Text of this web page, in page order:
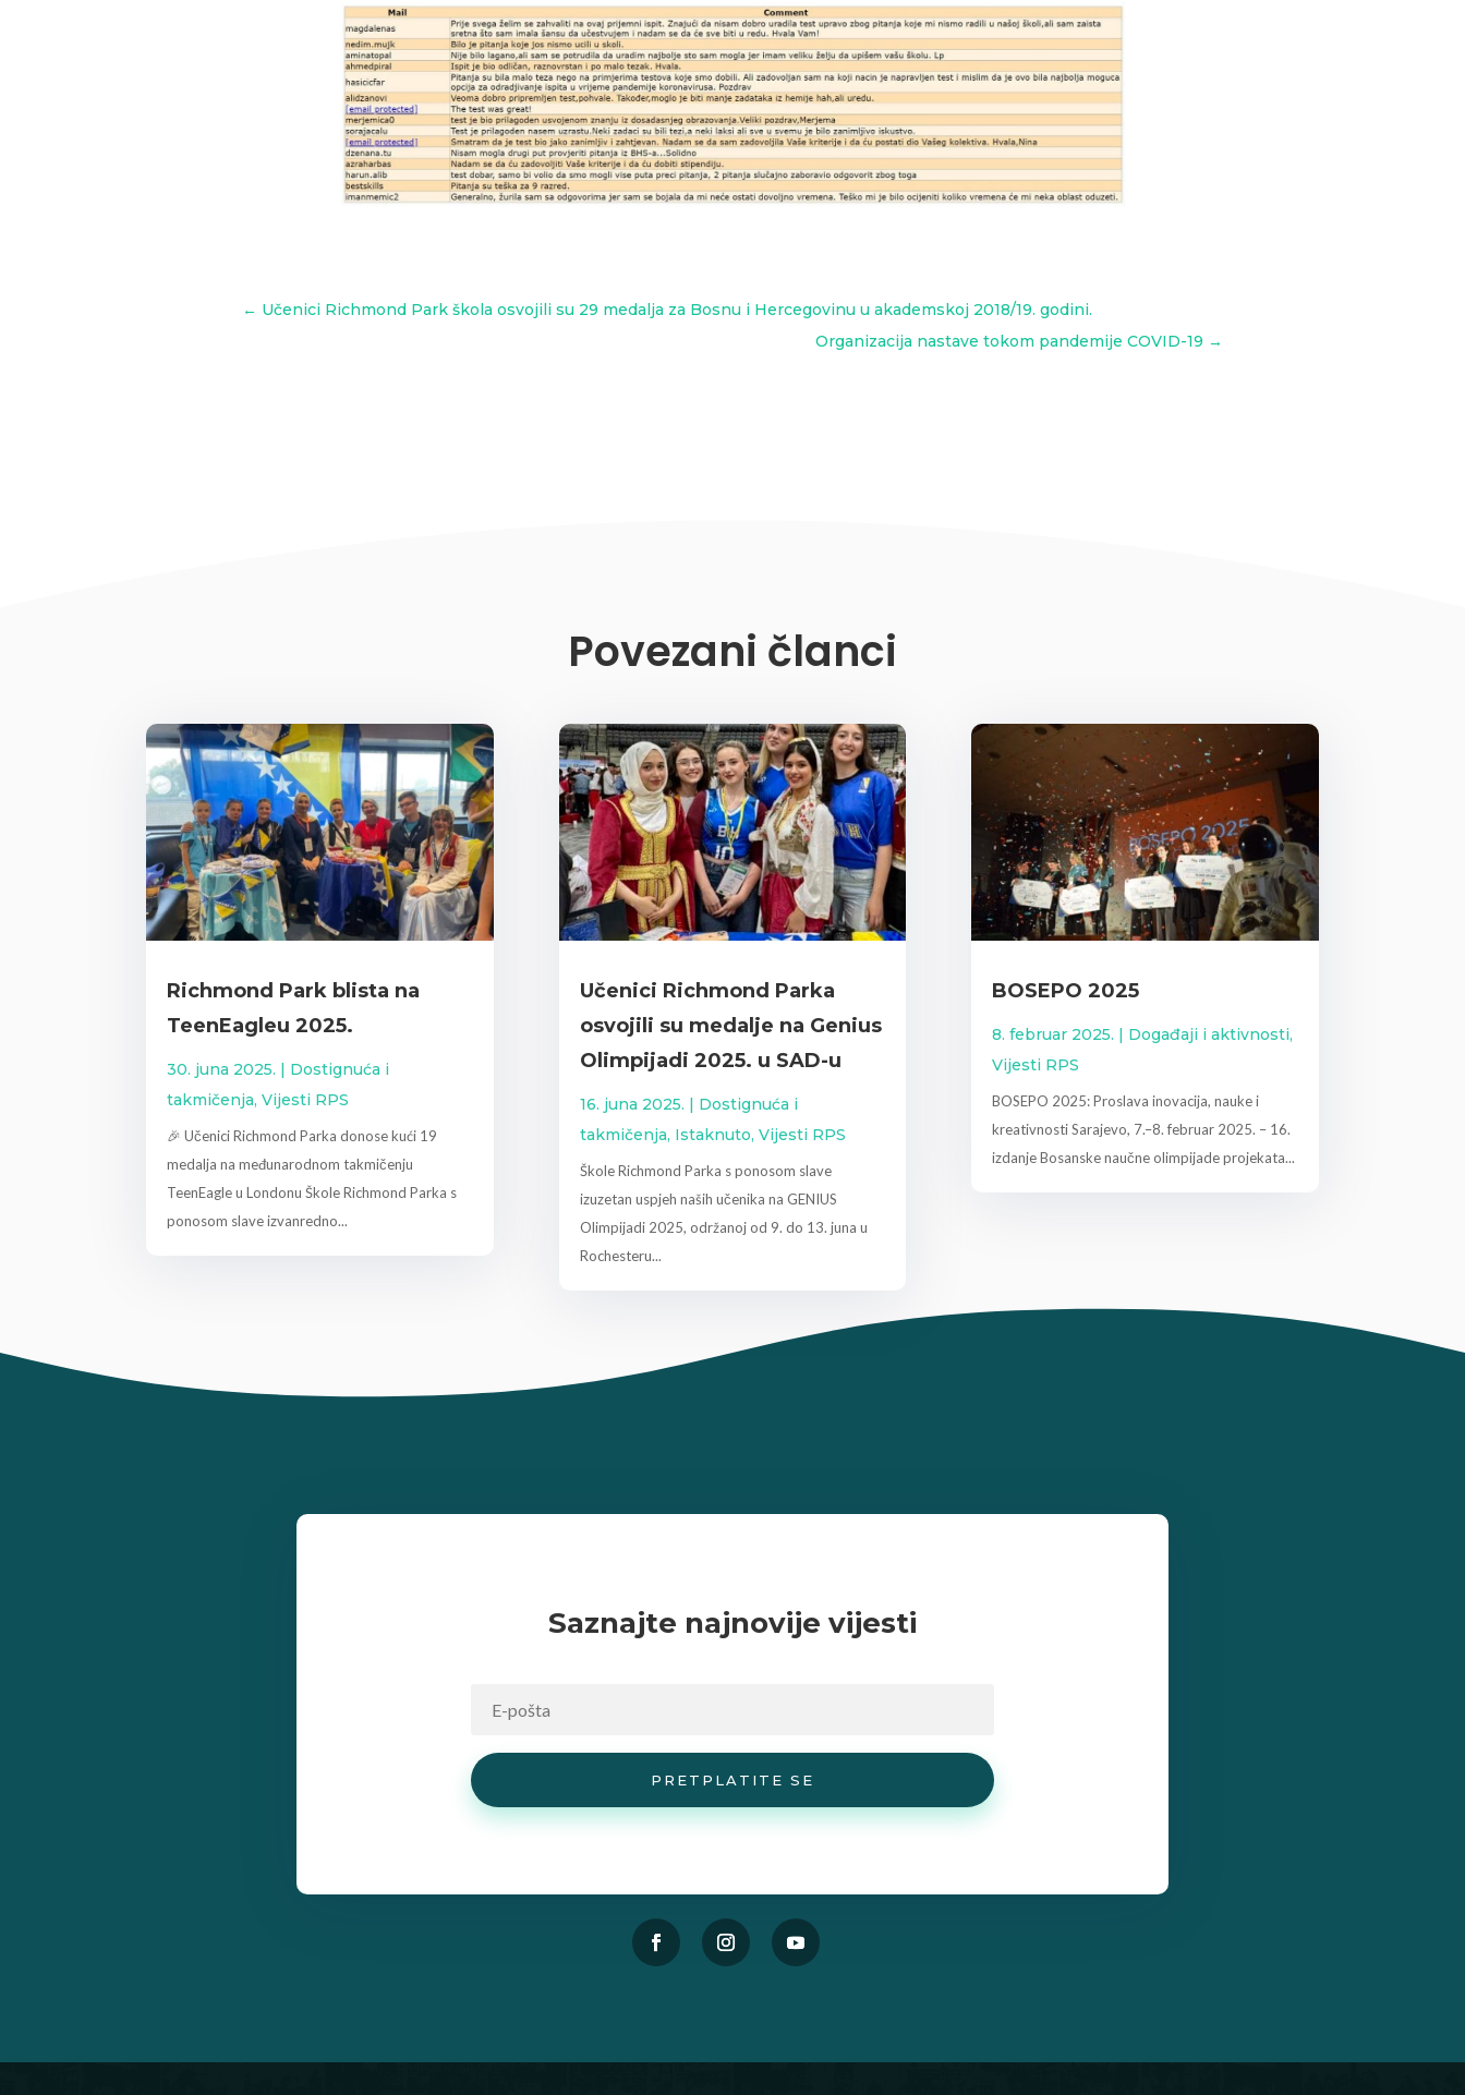
← Učenici Richmond Park škola osvojili su 29 medalja za Bosnu i Hercegovinu u akademskoj 2018/19. godini.
Organizacija nastave tokom pandemije COVID-19 →
Povezani članci
Richmond Park blista na
TeenEagleu 2025.
30. juna 2025. | Dostignuća i
takmičenja,Vijesti RPS
🎉 Učenici Richmond Parka donose kući 19
medalja na međunarodnom takmičenju
TeenEagle u Londonu Škole Richmond Parka s
ponosom slave izvanredno...
Učenici Richmond Parka
osvojili su medalje na Genius
Olimpijadi 2025. u SAD-u
16. juna 2025. | Dostignuća i
takmičenja, Istaknuto, Vijesti RPS
Škole Richmond Parka s ponosom slave
izuzetan uspjeh naših učenika na GENIUS
Olimpijadi 2025, održanoj od 9. do 13. juna u
Rochesteru...
BOSEPO 2025
8. februar 2025. | Događaji i aktivnosti,
Vijesti RPS
BOSEPO 2025: Proslava inovacija, nauke i
kreativnosti Sarajevo, 7.–8. februar 2025. – 16.
izdanje Bosanske naučne olimpijade projekata...
Saznajte najnovije vijesti
PRETPLATITE SE